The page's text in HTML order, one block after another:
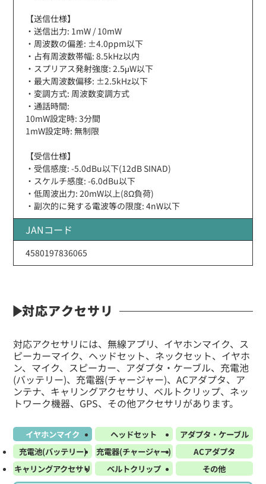
【送信仕様】
・送信出力: 1mW / 10mW
・周波数の偏差: ±4.0ppm以下
・占有周波数帯幅: 8.5kHz以内
・スプリアス発射強度: 2.5μW以下
・最大周波数偏移: ±2.5kHz以下
・変調方式: 周波数変調方式
・通話時間:
10mW設定時: 3分間
1mW設定時: 無制限
【受信仕様】
・受信感度: -5.0dBu以下(12dB SINAD)
・スケルチ感度: -6.0dBu以下
・低周波出力: 20mW以上(8Ω負荷)
・副次的に発する電波等の限度: 4nW以下
JANコード
4580197836065
対応アクセサリ
対応アクセサリには、無線アプリ、イヤホンマイク、ス
ピーカーマイク、ヘッドセット、ネックセット、イヤホ
ン、マイク、スピーカー、アダプタ・ケーブル、充電池
(バッテリー)、充電器(チャージャー)、ACアダプタ、ア
ンテナ、キャリングアクセサリ、ベルトクリップ、ネッ
トワーク機器、GPS、その他アクセサリがあります。
イヤホンマイク ヘッドセット
アダプタ・ケーブル
充電池(バッテリー)
充電器(チャージャー)
ACアダプタ
キャリングアクセサリ
ベルトクリップ その他